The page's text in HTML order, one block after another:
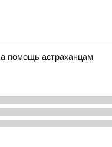
помощь астраханцам